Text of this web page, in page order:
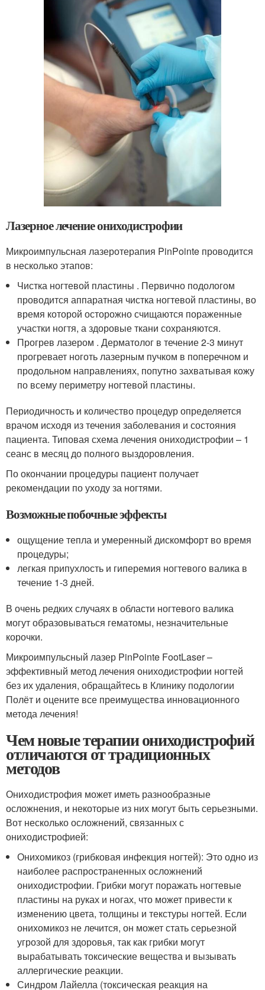
Лазерное лечение ониходистрофии
Микроимпульсная лазеротерапия PinPointe проводится
в несколько этапов:
Чистка ногтевой пластины . Первично подологом
проводится аппаратная чистка ногтевой пластины, во
время которой осторожно счищаются пораженные
участки ногтя, а здоровые ткани сохраняются.
Прогрев лазером . Дерматолог в течение 2-3 минут
прогревает ноготь лазерным пучком в поперечном и
продольном направлениях, попутно захватывая кожу
по всему периметру ногтевой пластины.
Периодичность и количество процедур определяется
врачом исходя из течения заболевания и состояния
пациента. Типовая схема лечения ониходистрофии – 1
сеанс в месяц до полного выздоровления.
По окончании процедуры пациент получает
рекомендации по уходу за ногтями.
Возможные побочные эффекты
ощущение тепла и умеренный дискомфорт во время
процедуры;
легкая припухлость и гиперемия ногтевого валика в
течение 1-3 дней.
В очень редких случаях в области ногтевого валика
могут образовываться гематомы, незначительные
корочки.
Микроимпульсный лазер PinPointe FootLaser –
эффективный метод лечения ониходистрофии ногтей
без их удаления, обращайтесь в Клинику подологии
Полёт и оцените все преимущества инновационного
метода лечения!
Чем новые терапии ониходистрофий
отличаются от традиционных
методов
Ониходистрофия может иметь разнообразные
осложнения, и некоторые из них могут быть серьезными.
Вот несколько осложнений, связанных с
ониходистрофией:
Онихомикоз (грибковая инфекция ногтей): Это одно из
наиболее распространенных осложнений
ониходистрофии. Грибки могут поражать ногтевые
пластины на руках и ногах, что может привести к
изменению цвета, толщины и текстуры ногтей. Если
онихомикоз не лечится, он может стать серьезной
угрозой для здоровья, так как грибки могут
вырабатывать токсические вещества и вызывать
аллергические реакции.
Синдром Лайелла (токсическая реакция на